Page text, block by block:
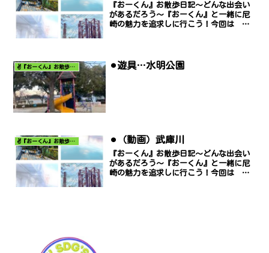
『おーくん』お散歩日記〜どんな出会い
があるだろう〜『おーくん』と一緒に尼
崎の魅力を追求しに行こう！今回は 阪
をクリックして「ピ...
✌️『おーくん』お散歩日記〜どんな出会いがあるだろう〜 ⚫︎遊具…水明公園
✌️『おーくん』お散歩日記〜どんな出会いがあるだろう〜 ⚫︎（動画）武庫川
『おーくん』お散歩日記〜どんな出会い
があるだろう〜『おーくん』と一緒に尼
崎の魅力を追求しに行こう！今回は 武